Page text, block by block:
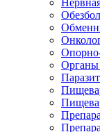
Органы